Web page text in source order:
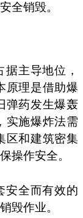
全销毁。
主导地位，
原理是借助爆
弹药发生爆轰
实施爆炸法需
区和建筑密集
操作安全。
安全而有效的
毁作业。